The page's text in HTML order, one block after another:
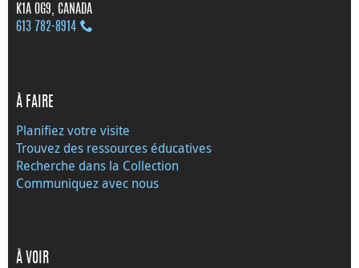
K1A 0G9, CANADA
613 782‑8914
À FAIRE
Planifiez votre visite
Trouvez des ressources éducatives
Recherche dans la Collection
Communiquez avec nous
À VOIR